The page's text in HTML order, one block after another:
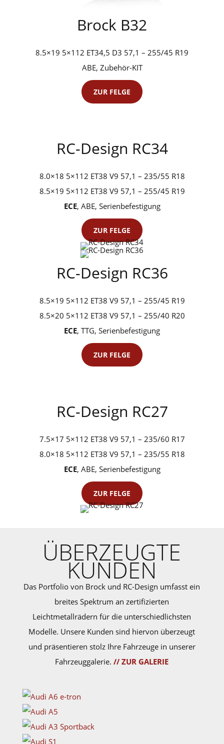
Brock B32
8.5×19 5×112 ET34,5 D3 57,1 – 255/45 R19
ABE, Zubehör-KIT
ZUR FELGE
RC-Design RC34
8.0×18 5×112 ET38 V9 57,1 – 235/55 R18
8.5×19 5×112 ET38 V9 57,1 – 255/45 R19
ECE, ABE, Serienbefestigung
ZUR FELGE
RC-Design RC36
8.5×19 5×112 ET38 V9 57,1 – 255/45 R19
8.5×20 5×112 ET38 V9 57,1 – 255/40 R20
ECE, TTG, Serienbefestigung
ZUR FELGE
RC-Design RC27
7.5×17 5×112 ET38 V9 57,1 – 235/60 R17
8.0×18 5×112 ET38 V9 57,1 – 235/55 R18
ECE, ABE, Serienbefestigung
ZUR FELGE
ÜBERZEUGTE
KUNDEN
Das Portfolio von Brock und RC-Design umfasst ein
breites Spektrum an zertifizierten
Leichtmetallrädern für die unterschiedlichsten
Modelle. Unsere Kunden sind hiervon überzeugt
und präsentieren stolz Ihre Fahrzeuge in unserer
Fahrzeuggalerie.// ZUR GALERIE